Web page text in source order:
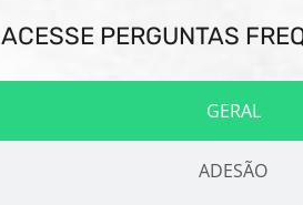
ACESSE PERGUNTAS
GERAL
ADESÃO